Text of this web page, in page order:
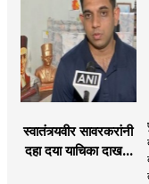
स्वातंत्र्यवीर सावरकरांनी
दहा दया याचिका दाखल